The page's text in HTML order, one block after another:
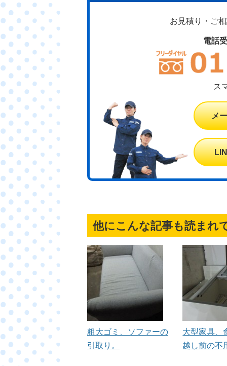
お見積り・ご
電話
ス
メ
他にこんな記事も読まれ
粗大ゴミ、ソファーの
引取り。
大型家具、
越し前の不